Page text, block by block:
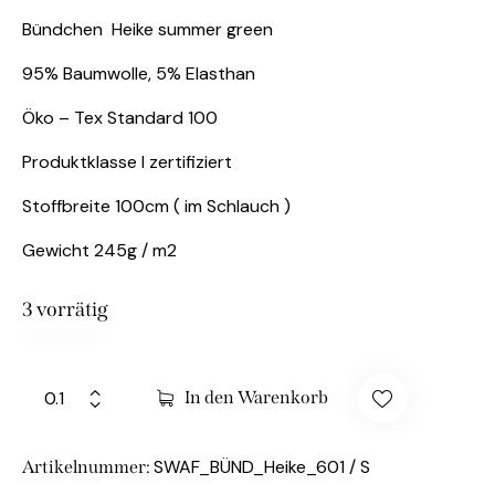
Bündchen Heike summer green
95% Baumwolle, 5% Elasthan
Öko – Tex Standard 100
Produktklasse I zertifiziert
Stoffbreite 100cm ( im Schlauch )
Gewicht 245g / m2
3 vorrätig
In den Warenkorb
Artikelnummer: SWAF_BÜND_Heike_601 / S